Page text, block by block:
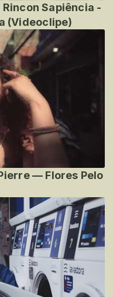
Sapiência -
(Videoclipe)
— Flores Pelo